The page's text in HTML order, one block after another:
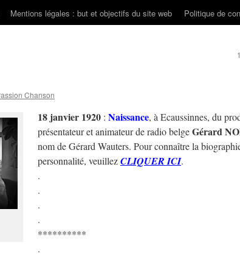
Mentions légales : but et objectifs du site web Politique de
Chanson
18 janvier 1920 : Naissance, à Ecaussinnes, du
présentateur et animateur de radio belgeGérard
nom de Gérard Wauters. Pour connaître la
personnalité, veuillezCLIQUER ICI.
.
.
.
.
**********
.